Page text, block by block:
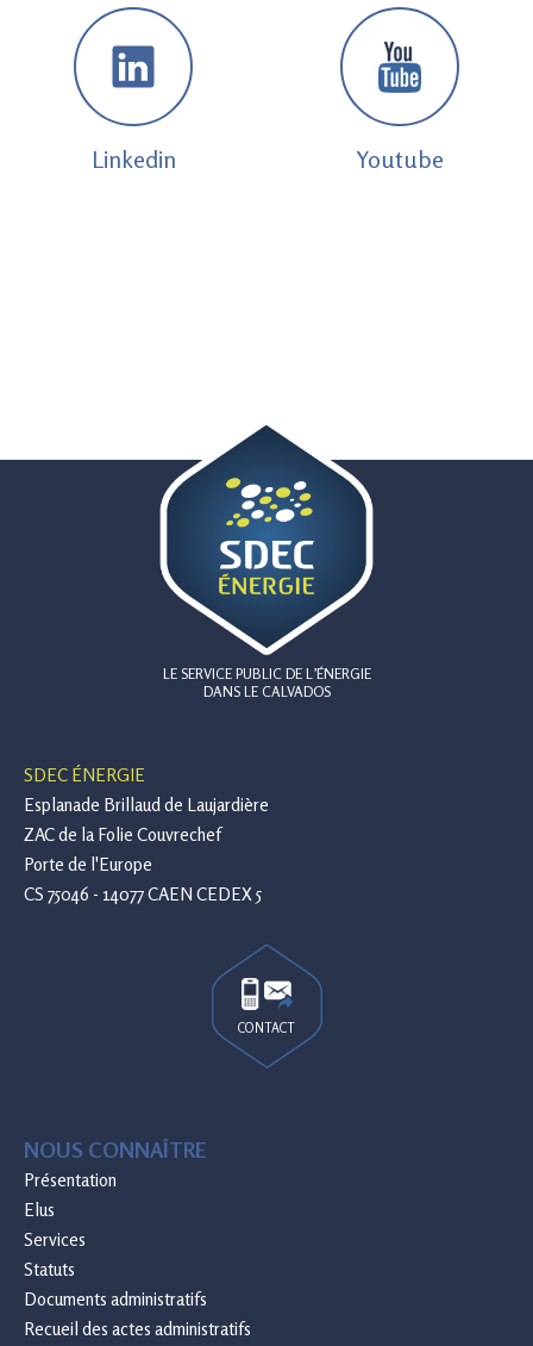
Linkedin Youtube
LE SERVICE PUBLIC DE L’ÉNERGIE
DANS LE CALVADOS
SDEC ÉNERGIE
Esplanade Brillaud de Laujardière
ZAC de la Folie Couvrechef
Porte de l'Europe
CS 75046 - 14077 CAEN CEDEX 5
CONTACT
NOUS CONNAÎTRE
Présentation
Elus
Services
Statuts
Documents administratifs
Recueil des actes administratifs